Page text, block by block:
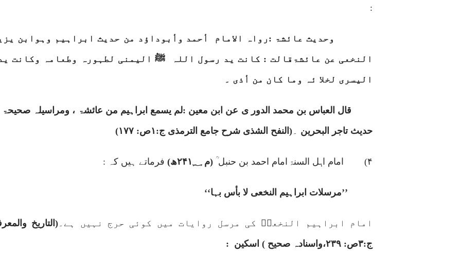
:
وحدیث عائشۃ :رواہ الامام
أحمد وأبوداؤد من حدیث ابراہیم وہوابن
النخعی عن عائشۃقالت : کانت ید رسول اللہ
ﷺ الیمنی لطہورہ وطعامہ وکانت
الیسری لخلا ئہ وما کان من أذی ۔
قال العباس بن محمد الدور ی عن ابن معین :لم یسمع ابراہیم من عائشۃ ، ومراسیلہ صحیحۃ
حدیث تاجر البحرین ۔(النفح الشذی شرح جامع الترمذی ج: ۱ص: ۱۷۷)
۴) امام اہل السنۃ امام احمد بن حنبل ؒ (م۲۴۱؁ھ) فرماتے ہیں کہ :
’’مرسلات ابراہیم النخعی لا بأس بہا‘‘
امام ابراہیم النخعیؒ کی مرسل روایات میں کوئی حرج نہیں ہے۔(التاریخ
ج:۳ص: ۲۳۹،واسنادہ صحیح ) اسکین :